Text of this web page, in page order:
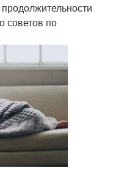
советов по